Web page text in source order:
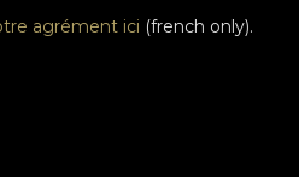
agrément ici (french only).